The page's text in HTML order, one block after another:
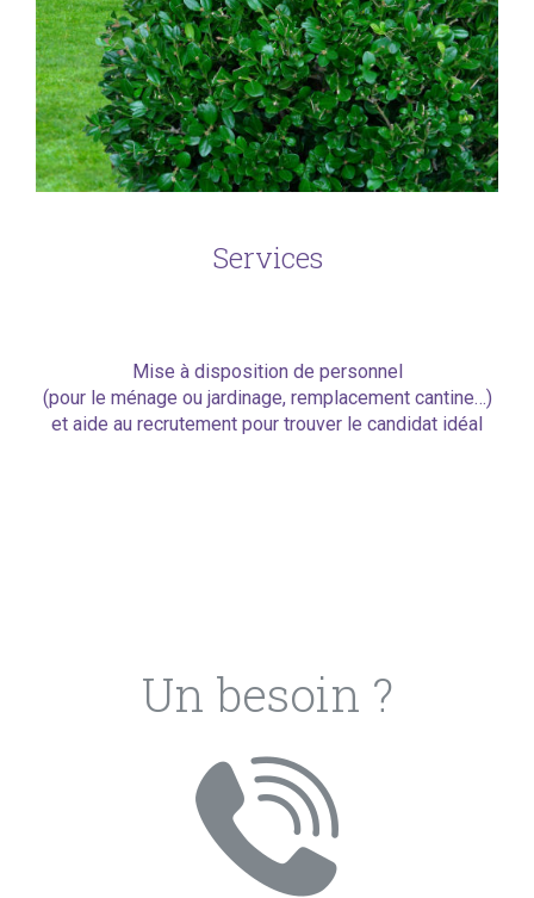
Services
Mise à disposition de personnel
(pour le ménage ou jardinage, remplacement cantine…)
et aide au recrutement pour trouver le candidat idéal
Un besoin ?